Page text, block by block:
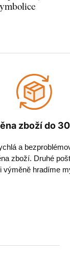
zboží do
a
zboží. Druhé
výměně hradíme